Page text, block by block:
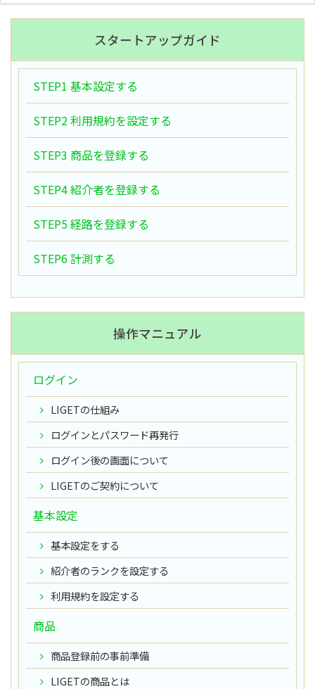
スタートアップガイド
STEP1 基本設定する
STEP2 利用規約を設定する
STEP3 商品を登録する
STEP4 紹介者を登録する
STEP5 経路を登録する
STEP6 計測する
操作マニュアル
ログイン
LIGETの仕組み
ログインとパスワード再発行
ログイン後の画面について
LIGETのご契約について
基本設定
基本設定をする
紹介者のランクを設定する
利用規約を設定する
商品
商品登録前の事前準備
LIGETの商品とは